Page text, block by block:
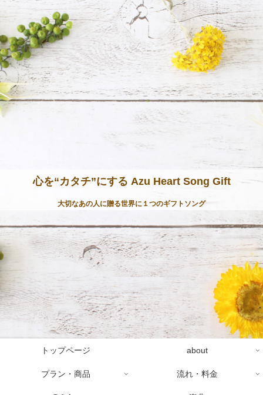
心を“カタチ”にする Azu Heart Song Gift
大切なあの人に贈る世界に１つのギフトソング
トップページ about
プラン・商品 流れ・料金